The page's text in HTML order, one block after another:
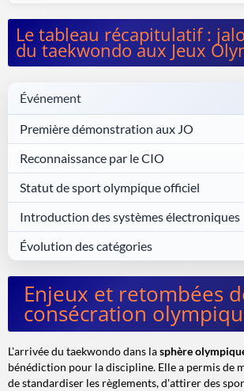
Le tableau récapitulatif :
du taekwondo aux Jeux
Événement
Première démonstration aux JO
Reconnaissance par le CIO
Statut de sport olympique officiel
Introduction des systèmes électroniques
Évolution des catégories
Enjeux et retombées
consécration
L'arrivée du taekwondo dans lasphère
bénédiction pour la discipline. Elle a permis de
de standardiser les règlements, d'attirer des